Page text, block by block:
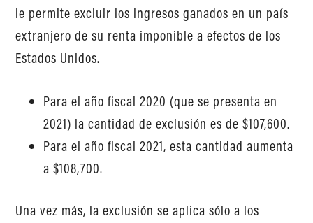
le permite excluir los ingresos ganados en un país
extranjero de su renta imponible a efectos de los
Estados Unidos.
Para el año fiscal 2020 (que se presenta en
2021) la cantidad de exclusión es de $107,600.
Para el año fiscal 2021, esta cantidad aumenta
a $108,700.
Una vez más, la exclusión se aplica sólo a los